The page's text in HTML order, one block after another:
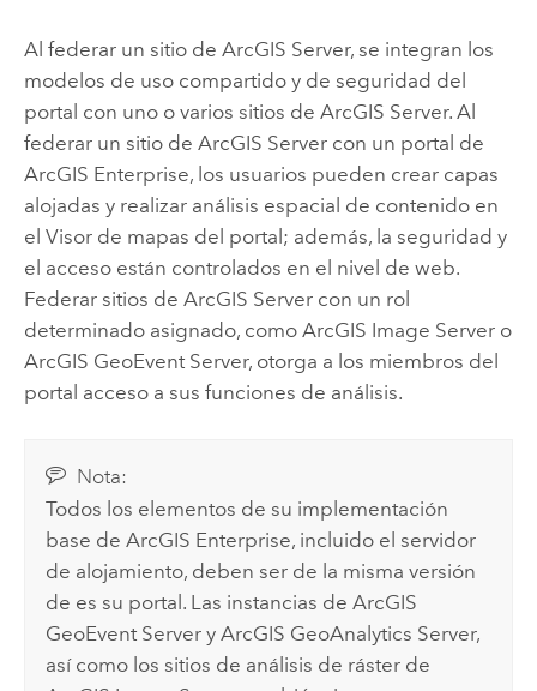
Al federar un sitio de ArcGIS Server, se integran los
modelos de uso compartido y de seguridad del
portal con uno o varios sitios de ArcGIS Server. Al
federar un sitio de ArcGIS Servercon un portal de
ArcGIS Enterprise, los usuarios pueden crear capas
alojadas y realizar análisis espacial de contenido en
el Visor de mapas del portal; además, la seguridad y
el acceso están controlados en el nivel de web.
Federar sitios de ArcGIS Servercon un rol
determinado asignado, como ArcGIS Image Servero
ArcGIS GeoEvent Server, otorga a los miembros del
portal acceso a sus funciones de análisis.
Nota:
Todos los elementos de su implementación
base deArcGIS Enterprise, incluido el servidor
de alojamiento, deben ser de la misma versión
de es su portal. Las instancias deArcGIS
GeoEvent Server yArcGIS GeoAnalytics Server,
así como los sitios de análisis de ráster de